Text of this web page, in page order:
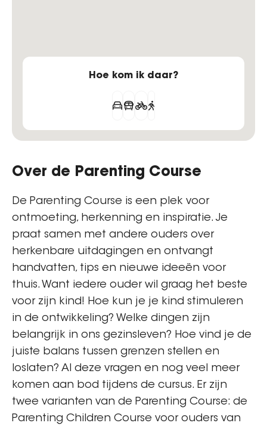
Hoe kom ik daar?
Over de Parenting Course
De Parenting Course is een plek voor
ontmoeting, herkenning en inspiratie. Je
praat samen met andere ouders over
herkenbare uitdagingen en ontvangt
handvatten, tips en nieuwe ideeën voor
thuis. Want iedere ouder wil graag het beste
voor zijn kind! Hoe kun je je kind stimuleren
in de ontwikkeling? Welke dingen zijn
belangrijk in ons gezinsleven? Hoe vind je de
juiste balans tussen grenzen stellen en
loslaten? Al deze vragen en nog veel meer
komen aan bod tijdens de cursus. Er zijn
twee varianten van de Parenting Course: de
Parenting Children Course voor ouders van